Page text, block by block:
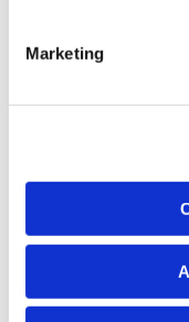
Marketing